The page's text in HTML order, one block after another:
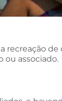
recreação de
ou associado.